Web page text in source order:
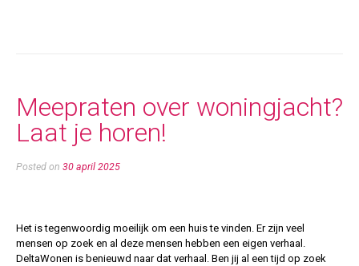
Meepraten over woningjacht?
Laat je horen!
Posted on 30 april 2025
Het is tegenwoordig moeilijk om een huis te vinden. Er zijn veel
mensen op zoek en al deze mensen hebben een eigen verhaal.
DeltaWonen is benieuwd naar dat verhaal. Ben jij al een tijd op zoek